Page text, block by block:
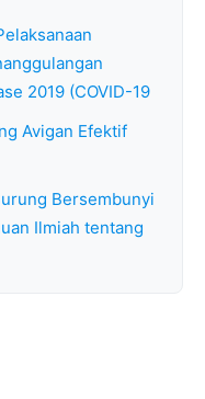
2019 (COVID-19
Avigan Efektif
Bersembunyi
Ilmiah tentang